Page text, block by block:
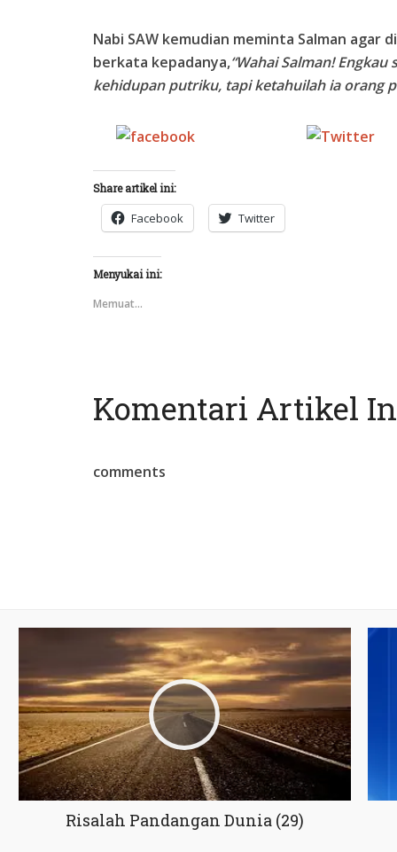
Nabi SAW kemudian meminta Salman agar
berkata kepadanya,“Wahai Salman!
kehidupan putriku, tapi ketahuilah ia orang
Share artikel ini:
Facebook Twitter
Menyukai ini:
Memuat...
Komentari Artikel
comments
Risalah Pandangan Dunia (29)